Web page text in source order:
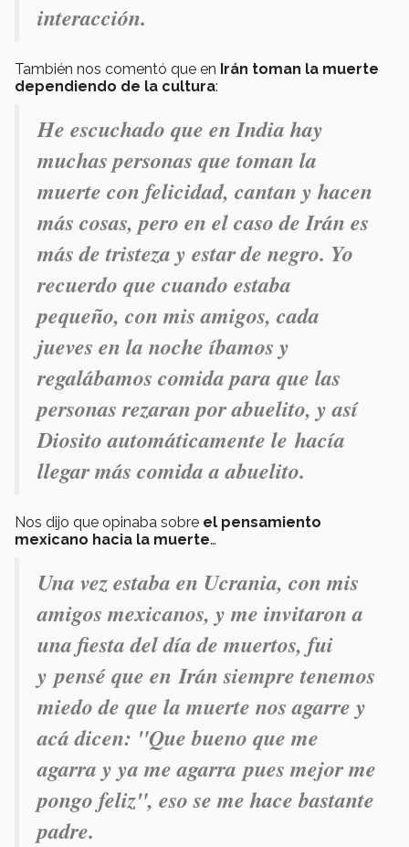
interacción.
También nos comentó que en Irán toman la muerte
dependiendo de la cultura:
He escuchado que en India hay
muchas personas que toman la
muerte con felicidad, cantan y hacen
más cosas, pero en el caso de Irán es
más de tristeza y estar de negro. Yo
recuerdo que cuando estaba
pequeño, con mis amigos, cada
jueves en la noche íbamos y
regalábamos comida para que las
personas rezaran por abuelito, y así
Diosito automáticamente le hacía
llegar más comida a abuelito.
Nos dijo que opinaba sobre el pensamiento
mexicano hacia la muerte…
Una vez estaba en Ucrania, con mis
amigos mexicanos, y me invitaron a
una fiesta del día de muertos, fui
y pensé que en Irán siempre tenemos
miedo de que la muerte nos agarre y
acá dicen: "Que bueno que me
agarra y ya me agarra pues mejor me
pongo feliz", eso se me hace bastante
padre.